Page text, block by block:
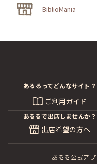
BiblioMania
あるるってどんなサイト？
ご利用ガイド
あるるで出店しませんか？
出店希望の方へ
あるる公式ア